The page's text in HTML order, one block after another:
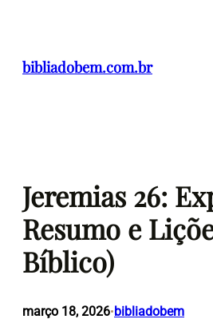
conteúdo
bibliadobem.com.br
Jeremias 26:
Resumo e
Bíblico)
março 18, 2026•bibliadobem